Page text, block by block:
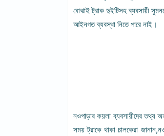
বোঝাই ট্রাক দুইটিসহ ব্যবসায়ী
আইনগত ব্যবস্থা নিতে পারে নাই।
নওপাড়ার কয়লা ব্যবসায়ীদের তথ্য
সময় ট্রাকে থাকা চালকেরা